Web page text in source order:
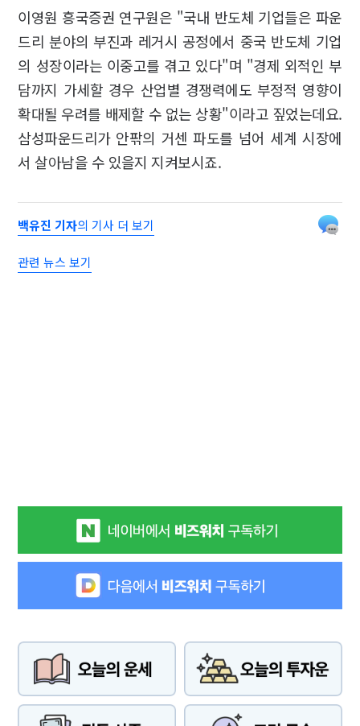
이영원 흥국증권 연구원은 "국내 반도체 기업들은 파운
드리 분야의 부진과 레거시 공정에서 중국 반도체 기업
의 성장이라는 이중고를 겪고 있다"며 "경제 외적인 부
담까지 가세할 경우 산업별 경쟁력에도 부정적 영향이
확대될 우려를 배제할 수 없는 상황"이라고 짚었는데요.
삼성파운드리가 안팎의 거센 파도를 넘어 세계 시장에
서 살아남을 수 있을지 지켜보시죠.
백유진 기자의 기사 더 보기
관련 뉴스 보기